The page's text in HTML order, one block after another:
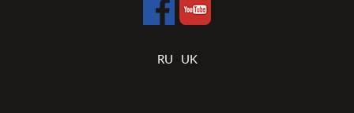
RU UK